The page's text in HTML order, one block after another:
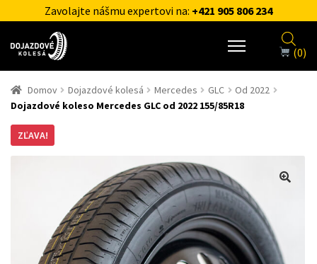
Zavolajte nášmu expertovi na: +421 905 806 234
(0)
Domov Dojazdové kolesá Mercedes GLC
Od 2022
Dojazdové koleso Mercedes GLC od 2022 155/85R18
ZĽAVA!